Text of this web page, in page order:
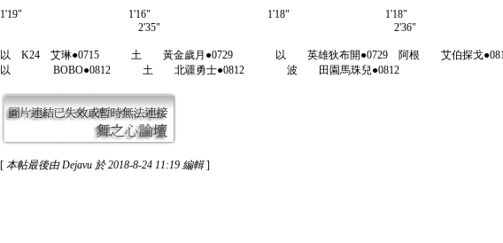
1'19" 1'16" 1'18" 1'18"
2'35" 2'36"
以 K24 艾琳●0715 土 黃金歲月●0729 以 英雄狄布開●0729 阿根 艾伯探戈
以 BOBO●0812 土 北疆勇士●0812 波 田園馬珠兒●0812
[ 本帖最後由 Dejavu 於 2018-8-24 11:19 編輯]